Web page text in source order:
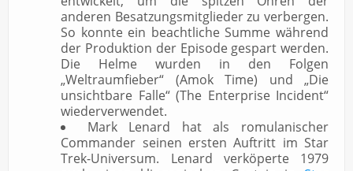
anderen Besatzungsmitglieder zu verbergen.
So konnte ein beachtliche Summe während
der Produktion der Episode gespart werden.
Die Helme wurden in den Folgen
„Weltraumfieber“ (Amok Time) und „Die
unsichtbare Falle“ (The Enterprise Incident“
wiederverwendet.
Mark Lenard hat als romulanischer
Commander seinen ersten Auftritt im Star
Trek-Universum. Lenard verköperte 1979